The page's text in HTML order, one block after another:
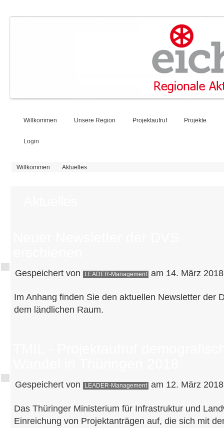
Willkommen Unsere Region Projektaufruf Projekte
Login
Sie sind hier
Willkommen Aktuelles
Gespeichert von LEADER-Management am 14. März
Im Anhang finden Sie den aktuellen Newsletter der
dem ländlichen Raum.
Gespeichert von LEADER-Management am 12. März
Das Thüringer Ministerium für Infrastruktur und
Einreichung von Projektanträgen auf, die sich mit